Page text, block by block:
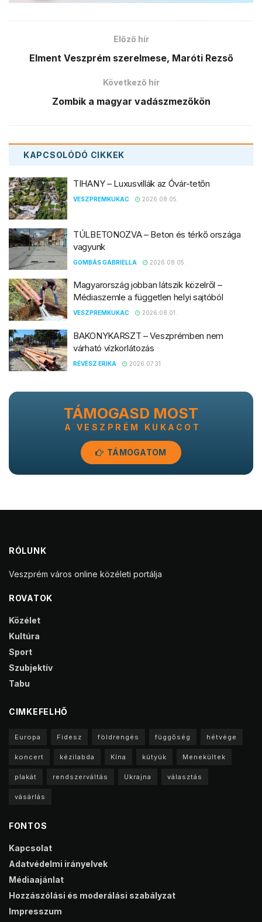
Előző hír
Elment Veszprém szerelmese, Maróti Rezső
Következő hír
Zombik a magyar vadászmezőkön
KAPCSOLÓDÓ CIKKEK
TIHANY – Luxusvillák az Óvár-tetőn
VESZPREMKUKAC 2026.08.05.
TÚLBETONOZVA – Beton és térkő országa
vagyunk
GOMBÁS GABRIELLA 2026.08.05.
Magyarország jobban látszik közelről –
Médiaszemle a független helyi sajtóból
VESZPREMKUKAC 2026.08.01.
BAKONYKARSZT – Veszprémben nem
várható vízkorlátozás
RÉVÉSZ ERIKA 2026.07.31.
TÁMOGASD MOST
A VESZPRÉM KUKACOT
TÁMOGATOM
RÓLUNK
Veszprém város online közéleti portálja
ROVATOK
Közélet
Kultúra
Sport
Szubjektív
Tabu
CIMKEFELHŐ
Europa Fidesz földrengés függőség hétvége
koncert kézilabda Kína kütyük Menekültek
plakát rendszerváltás Ukrajna választás
vásárlás
FONTOS
Kapcsolat
Adatvédelmi irányelvek
Médiaajánlat
Hozzászólási és moderálási szabályzat
Impresszum